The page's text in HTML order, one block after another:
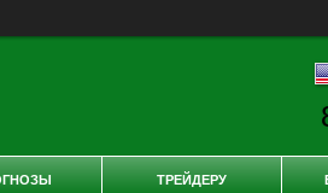
ТРЕЙДЕРУ